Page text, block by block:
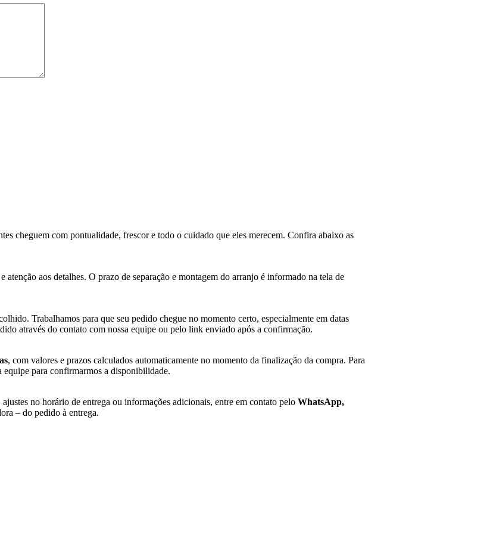
cheguem com pontualidade, frescor e todo o cuidado que eles merecem. Confira abaixo as
aos detalhes. O prazo de separação e montagem do arranjo é informado na tela de
Trabalhamos para que seu pedido chegue no momento certo, especialmente em datas
através do contato com nossa equipe ou pelo link enviado após a confirmação.
, com valores e prazos calculados automaticamente no momento da finalização da compra. Para
equipe para confirmarmos a disponibilidade.
no horário de entrega ou informações adicionais, entre em contato pelo WhatsApp,
– do pedido à entrega.